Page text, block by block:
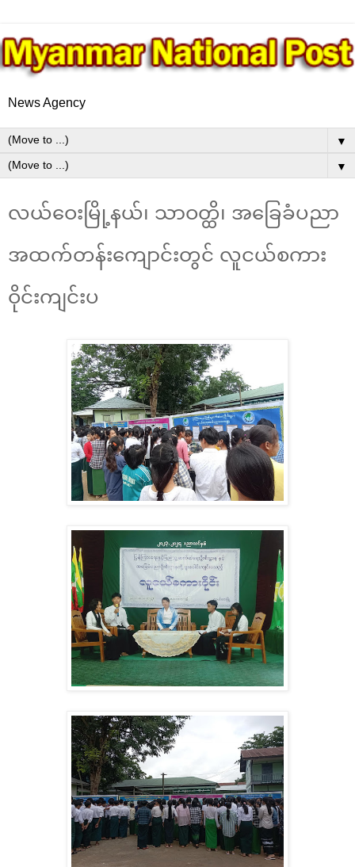
News Agency
▼
▼
လယ်ဝေးမြို့နယ်၊ သာဝတ္ထိ၊ အခြေခံပညာ
အထက်တန်းကျောင်းတွင် လူငယ်စကား
ဝိုင်းကျင်းပ